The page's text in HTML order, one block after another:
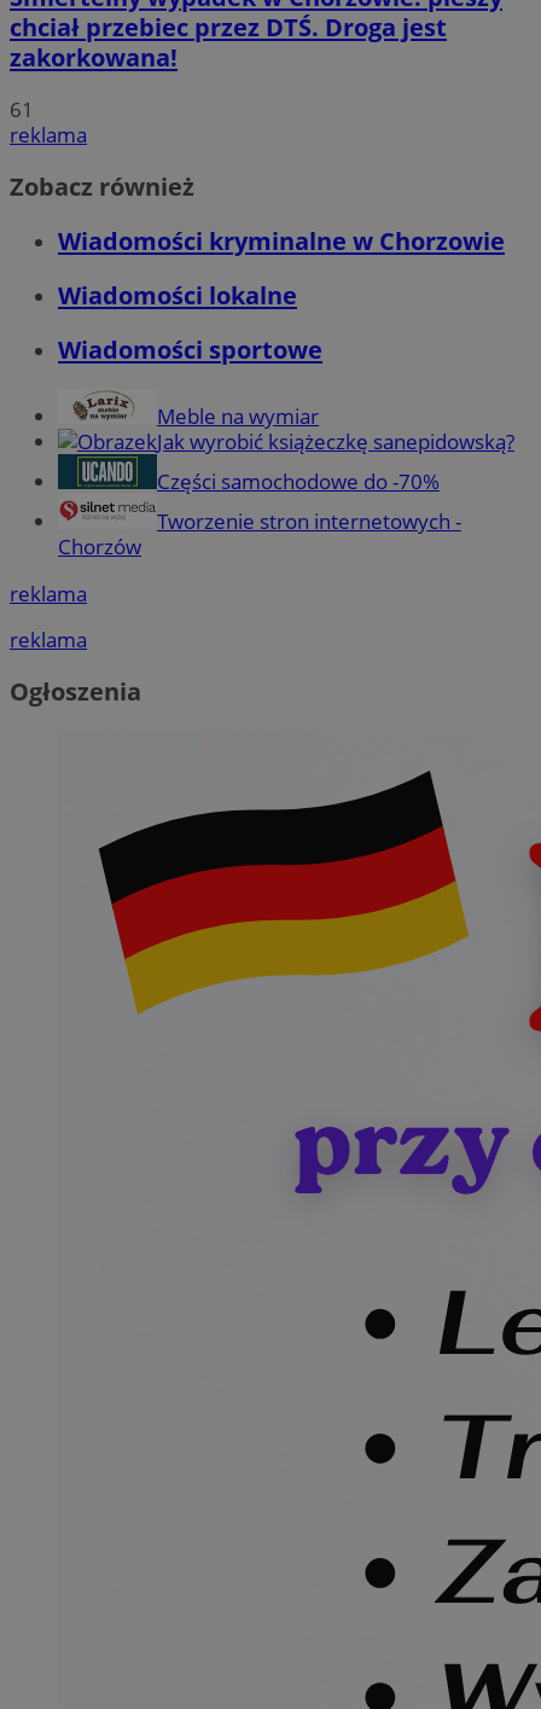
chciał przebiec przez DTŚ. Droga jest
zakorkowana!
61
reklama
Zobacz również
Wiadomości kryminalne w Chorzowie
Wiadomości lokalne
Wiadomości sportowe
Meble na wymiar
Jak wyrobić książeczkę sanepidowską?
Części samochodowe do -70%
Tworzenie stron internetowych -
Chorzów
reklama
reklama
Ogłoszenia